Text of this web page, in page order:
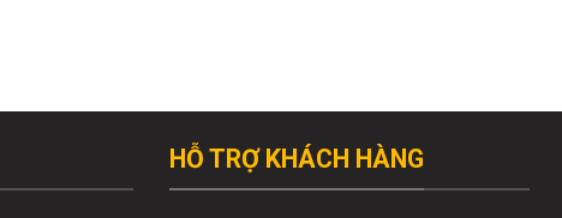
HỖ TRỢ KHÁCH HÀNG